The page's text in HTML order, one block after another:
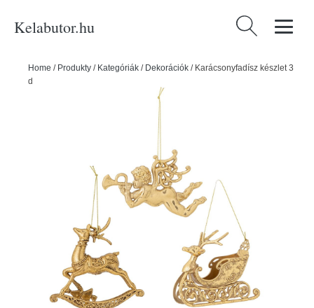
Kelabutor.hu Keresés:
Home / Produkty / Kategóriák / Dekorációk / Karácsonyfadísz készlet 3
db-os Anisa – Bloomingville